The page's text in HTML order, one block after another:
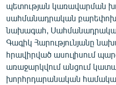
պետության կառավարման
սահմանադրական
նախագահ,
Գագիկ Հարությունյանը
հրավիրված ասուլիսում
առաջարկվում անցում
խորհրդարանական